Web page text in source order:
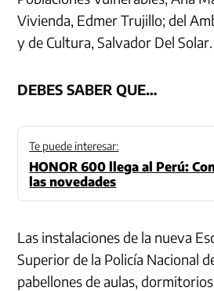
Vivienda, Edmer Trujillo; del
y de Cultura, Salvador Del Solar.
DEBES SABER QUE…
Te puede interesar:
HONOR 600 llega al Perú:
las novedades
Las instalaciones de la nueva
Superior de la Policía Nacional
pabellones de aulas,